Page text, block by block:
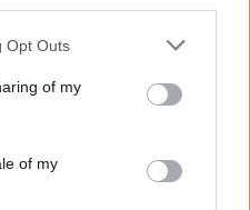
Opt Outs
of my
of my
00:00:57
temperatūra kils iki